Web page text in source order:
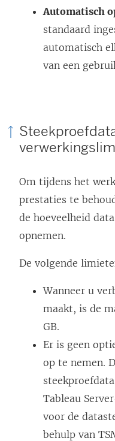
s
t
e
r
o
p
n
d
)
Automatisch
standaard
automatisch
van een
Om tijdens het
prestaties te
de hoeveelheid
opnemen.
De volgende
Wanneer u
maakt, is de
GB.
Er is geen
op te nemen.
Tableau
voor de
behulp van